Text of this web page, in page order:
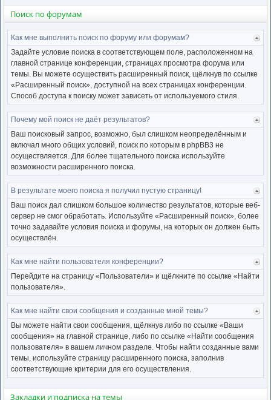
Поиск по форумам
Как мне выполнить поиск по форуму или форумам?
Задайте условие поиска в соответствующем поле, расположенном на
главной странице конференции, страницах просмотра форума или
темы. Вы можете осуществить расширенный поиск, щёлкнув по ссылке
«Расширенный поиск», доступной на всех страницах конференции.
Способ доступа к поиску может зависеть от используемого стиля.
Почему мой поиск не даёт результатов?
Ваш поисковый запрос, возможно, был слишком неопределённым и
включал много общих условий, поиск по которым в phpBB3 не
осуществляется. Для более тщательного поиска используйте
возможности расширенного поиска.
к
В результате моего поиска я получил пустую страницу!
Ваш поиск дал слишком большое количество результатов, которые веб-
сервер не смог обработать. Используйте «Расширенный поиск», более
точно задавайте условия поиска и форумы, на которых он должен быть
осуществлён.
к
Как мне найти пользователя конференции?
Перейдите на страницу «Пользователи» и щёлкните по ссылке «Найти
пользователя».
Как мне найти свои сообщения и созданные мной темы?
Вы можете найти свои сообщения, щёлкнув либо по ссылке «Ваши
сообщения» на главной странице, либо по ссылке «Найти сообщения
пользователя» в вашем личном разделе. Чтобы найти созданные вами
темы, используйте страницу расширенного поиска, заполнив
соответствующие критерии для его осуществления.
Закладки и подписка на темы